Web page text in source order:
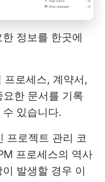
정보를 한곳에
프로세스, 계약서,
한 문서를 기록
있습니다.
프로젝트 관리 코
프로세스의 역사
발생할 경우 이